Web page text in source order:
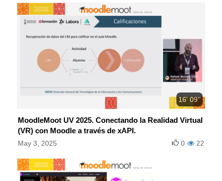
16' 09''
MoodleMoot UV 2025. Conectando la Realidad Virtual
(VR) con Moodle a través de xAPI.
May 3, 2025 22
0